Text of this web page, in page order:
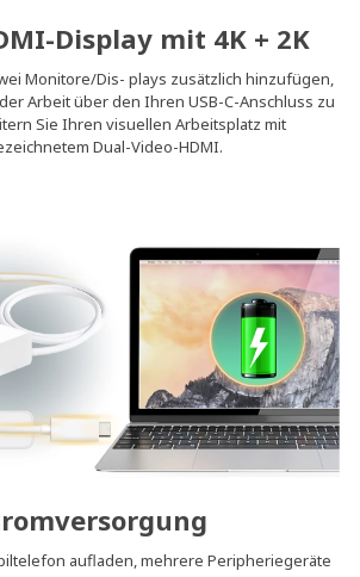
Display mit 4K + 2K
Monitore/Dis- plays zusätzlich hinzufügen,
Arbeit über den Ihren USB-C-Anschluss zu
Sie Ihren visuellen Arbeitsplatz mit
Dual-Video-HDMI.
aufladen, mehrere Peripheriegeräte